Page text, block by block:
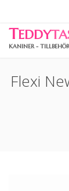
TEDDY
KANINER -
Flexi